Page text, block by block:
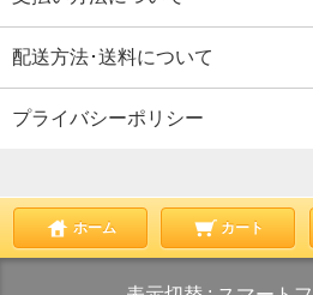
配送方法･送料について
プライバシーポリシー
ホーム カート